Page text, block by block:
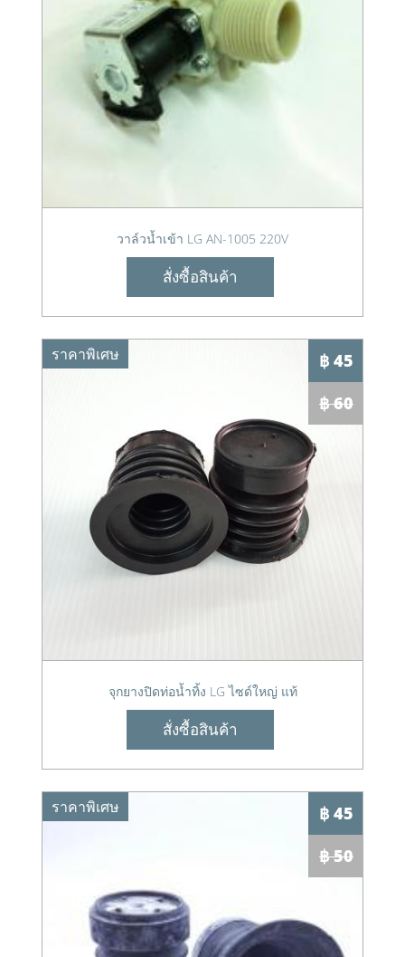
วาล์วน้ำเข้า LG AN-1005 220V
สั่งซื้อสินค้า
ราคาพิเศษ
฿ 60
฿ 45
จุกยางปิดท่อน้ำทิ้ง LG ไซด์ใหญ่ แท้
สั่งซื้อสินค้า
ราคาพิเศษ
฿ 50
฿ 45